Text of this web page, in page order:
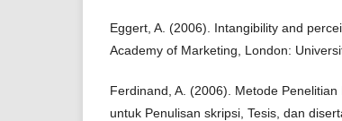
Eggert, A. (2006). Intangibility and
Academy of Marketing, London:
Ferdinand, A. (2006). Metode
untuk Penulisan skripsi, Tesis, dan